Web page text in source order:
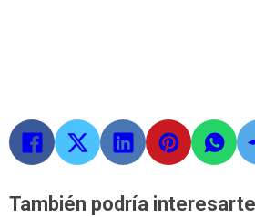
También podría interesarte